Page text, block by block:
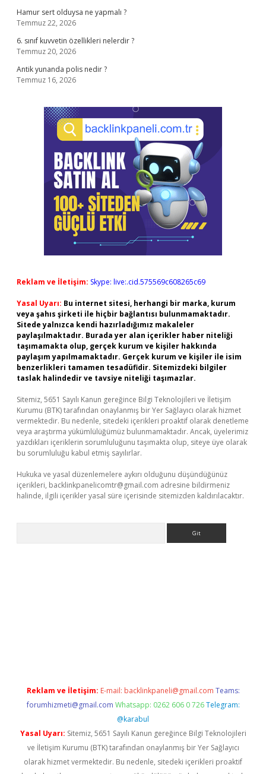
Hamur sert olduysa ne yapmalı ?
Temmuz 22, 2026
6. sınıf kuvvetin özellikleri nelerdir ?
Temmuz 20, 2026
Antik yunanda polis nedir ?
Temmuz 16, 2026
Reklam ve İletişim: Skype: live:.cid.575569c608265c69
Yasal Uyarı: Bu internet sitesi, herhangi bir marka, kurum
veya şahıs şirketi ile hiçbir bağlantısı bulunmamaktadır.
Sitede yalnızca kendi hazırladığımız makaleler
paylaşılmaktadır. Burada yer alan içerikler haber niteliği
taşımamakta olup, gerçek kurum ve kişiler hakkında
paylaşım yapılmamaktadır. Gerçek kurum ve kişiler ile isim
benzerlikleri tamamen tesadüfidir. Sitemizdeki bilgiler
taslak halindedir ve tavsiye niteliği taşımazlar.
Sitemiz, 5651 Sayılı Kanun gereğince Bilgi Teknolojileri ve İletişim
Kurumu (BTK) tarafından onaylanmış bir Yer Sağlayıcı olarak hizmet
vermektedir. Bu nedenle, sitedeki içerikleri proaktif olarak denetleme
veya araştırma yükümlülüğümüz bulunmamaktadır. Ancak, üyelerimiz
yazdıkları içeriklerin sorumluluğunu taşımakta olup, siteye üye olarak
bu sorumluluğu kabul etmiş sayılırlar.
Hukuka ve yasal düzenlemelere aykırı olduğunu düşündüğünüz
içerikleri, backlinkpanelicomtr@gmail.com adresine bildirmeniz
halinde, ilgili içerikler yasal süre içerisinde sitemizden kaldırılacaktır.
Reklam ve İletişim: E-mail: backlinkpaneli@gmail.com Teams:
forumhizmeti@gmail.com Whatsapp: 0262 606 0 726 Telegram:
@karabul
Yasal Uyarı: Sitemiz, 5651 Sayılı Kanun gereğince Bilgi Teknolojileri
ve İletişim Kurumu (BTK) tarafından onaylanmış bir Yer Sağlayıcı
olarak hizmet vermektedir. Bu nedenle, sitedeki içerikleri proaktif